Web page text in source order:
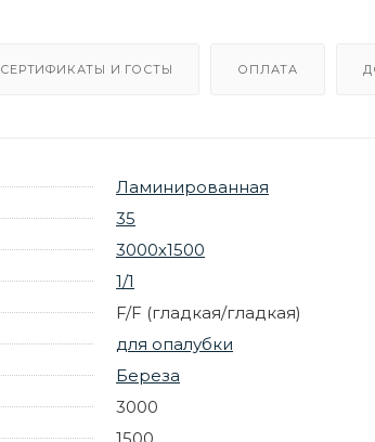
СЕРТИФИКАТЫ И ГОСТЫ ОПЛАТА
Ламинированная
35
3000х1500
1/1
F/F (гладкая/гладкая)
для опалубки
Береза
3000